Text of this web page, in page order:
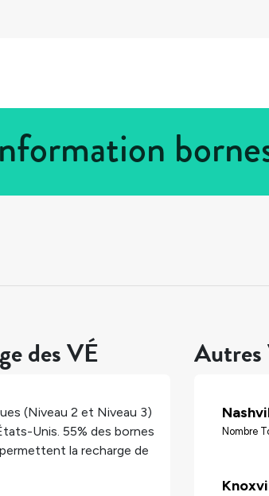
des VÉ
(Niveau 2 et Niveau 3)
Unis. 55% des bornes
la recharge de
Autres
Nombre